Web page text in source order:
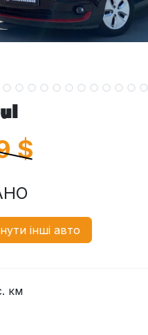
$
інші авто
км